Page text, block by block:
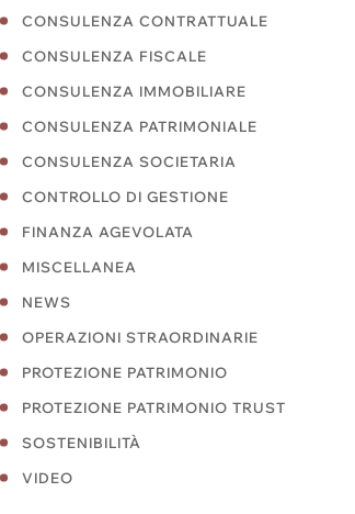
CONSULENZA CONTRATTUALE
CONSULENZA FISCALE
CONSULENZA IMMOBILIARE
CONSULENZA PATRIMONIALE
CONSULENZA SOCIETARIA
CONTROLLO DI GESTIONE
FINANZA AGEVOLATA
MISCELLANEA
NEWS
OPERAZIONI STRAORDINARIE
PROTEZIONE PATRIMONIO
PROTEZIONE PATRIMONIO TRUST
SOSTENIBILITÀ
VIDEO